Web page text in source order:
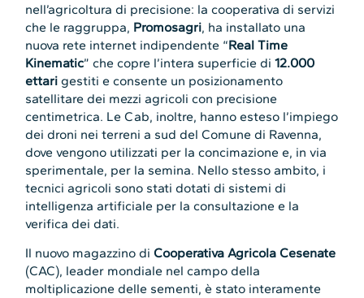
nell’agricoltura di precisione: la cooperativa di servizi
che le raggruppa, Promosagri, ha installato una
nuova rete internet indipendente “Real Time
Kinematic” che copre l’intera superficie di12.000
ettari gestiti e consente un posizionamento
satellitare dei mezzi agricoli con precisione
centimetrica. Le Cab, inoltre, hanno esteso l’impiego
dei droni nei terreni a sud del Comune di Ravenna,
dove vengono utilizzati per la concimazione e, in via
sperimentale, per la semina. Nello stesso ambito, i
tecnici agricoli sono stati dotati di sistemi di
intelligenza artificiale per la consultazione e la
verifica dei dati.
Il nuovo magazzino diCooperativa Agricola Cesenate
(CAC), leader mondiale nel campo della
moltiplicazione delle sementi, è stato interamente